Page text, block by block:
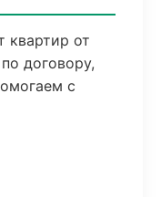
квартир от
договору,
с